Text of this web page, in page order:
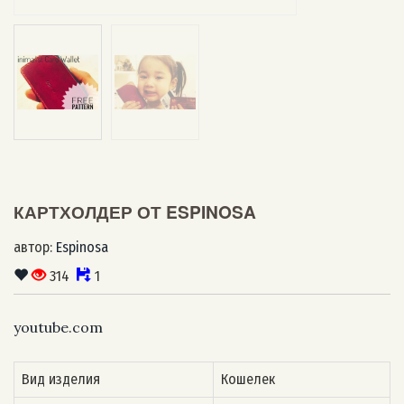
КАРТХОЛДЕР ОТ ESPINOSA
автор: Espinosa
314
1
youtube.com
Вид изделия Кошелек